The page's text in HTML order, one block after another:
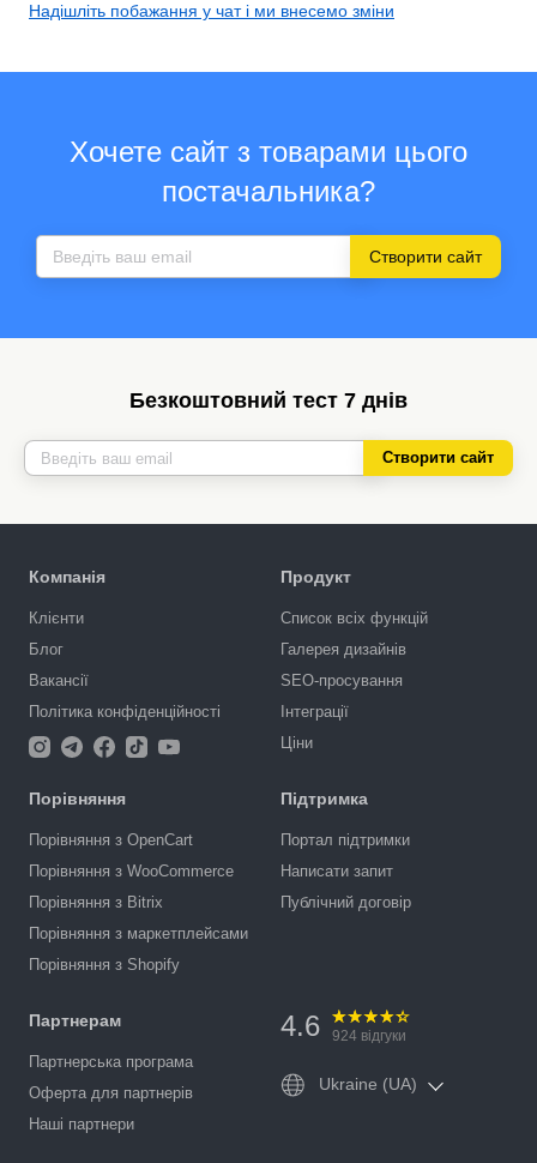
Надішліть побажання у чат і ми внесемо зміни
Хочете сайт з товарами цього
постачальника?
Створити сайт
Безкоштовний тест 7 днів
Створити сайт
Компанія
Клієнти
Блог
Вакансії
Політика конфіденційності
Продукт
Список всіх функцій
Галерея дизайнів
SEO-просування
Інтеграції
Ціни
Порівняння
Порівняння з OpenCart
Порівняння з WooCommerce
Порівняння з Bitrix
Порівняння з маркетплейсами
Порівняння з Shopify
Підтримка
Портал підтримки
Написати запит
Публічний договір
Партнерам
Партнерська програма
Оферта для партнерів
Наші партнери
4.6 924 відгуки
Ukraine (UA)